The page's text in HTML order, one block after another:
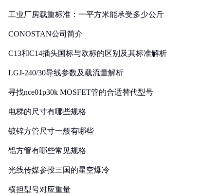
工业厂房载重标准：一平方米能承受多少公斤
CONOSTAN公司简介
C13和C14插头国标与欧标的区别及其标准解析
LGJ-240/30导线参数及载流量解析
寻找nce01p30k MOSFET管的合适替代型号
电梯的尺寸有哪些规格
镀锌方管尺寸一般有哪些
铝方管有哪些常见规格
光线传媒参投三国的星空爆冷
横担型号对应重量